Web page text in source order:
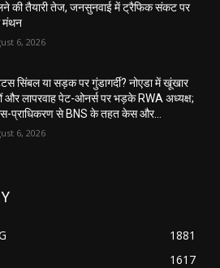
की तैयारी तेज, जनसुनवाई में ट्रैफिक संकट पर
मंथन
6, 2026
सिंबल या सड़क पर गुंडागर्दी? नोएडा में खूंखार
और लापरवाह पेट-ओनर्स पर भड़के RWA अध्यक्ष;
प्राधिकरण से BNS के तहत केस और...
6, 2026
1881
1617